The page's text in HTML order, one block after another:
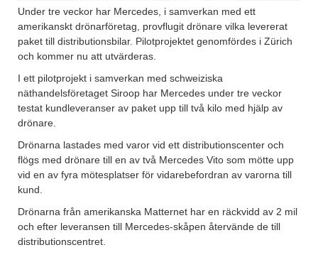
Under tre veckor har Mercedes, i samverkan med ett
amerikanskt drönarföretag, provflugit drönare vilka levererat
paket till distributionsbilar. Pilotprojektet genomfördes i Zürich
och kommer nu att utvärderas.
I ett pilotprojekt i samverkan med schweiziska
näthandelsföretaget Siroop har Mercedes under tre veckor
testat kundleveranser av paket upp till två kilo med hjälp av
drönare.
Drönarna lastades med varor vid ett distributionscenter och
flögs med drönare till en av två Mercedes Vito som mötte upp
vid en av fyra mötesplatser för vidarebefordran av varorna till
kund.
Drönarna från amerikanska Matternet har en räckvidd av 2 mil
och efter leveransen till Mercedes-skåpen återvände de till
distributionscentret.